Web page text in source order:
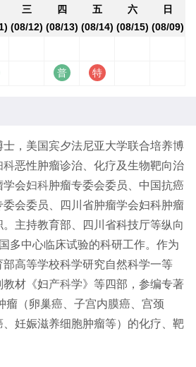
三
(08/12)
四
(08/13)
五
(08/14)
六
(08/15)
日
(08/09)
士，美国宾夕法尼亚大学联合培养博
科恶性肿瘤诊治、化疗及生物靶向治
学会妇科肿瘤专委会委员、中国抗癌
会委员、四川省肿瘤学会妇科肿瘤
主持教育部、四川省科技厅等纵向
多中心临床试验的科研工作。作为
高等学校科学研究自然科学一等
教材《妇产科学》等四部，参编专著
瘤（卵巢癌、子宫内膜癌、宫颈
妊娠滋养细胞肿瘤等）的化疗、靶